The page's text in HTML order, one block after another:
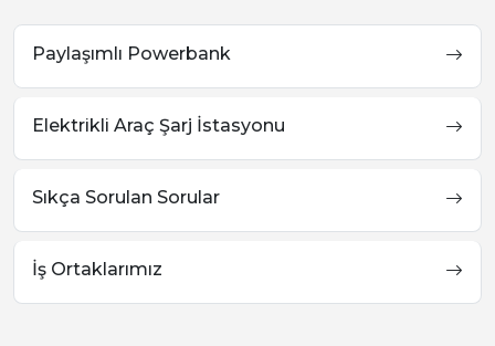
Paylaşımlı Powerbank
Elektrikli Araç Şarj İstasyonu
Sıkça Sorulan Sorular
İş Ortaklarımız